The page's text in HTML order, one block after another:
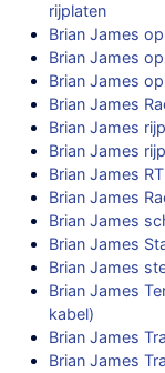
rijplaten
Brian James
Brian James
Brian James
Brian James
Brian James
Brian James
Brian James
Brian James
Brian James
Brian James
Brian James
Brian James
kabel)
Brian James
Brian James